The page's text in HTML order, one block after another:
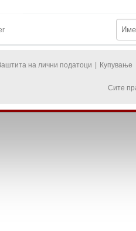
на лични податоци Купување
Сите